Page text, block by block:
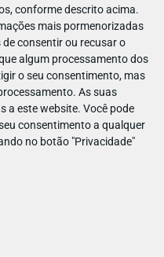
conforme descrito acima.
mais pormenorizadas
consentir ou recusar o
algum processamento dos
o seu consentimento, mas
As suas
a este website. Você pode
consentimento a qualquer
no botão "Privacidade"